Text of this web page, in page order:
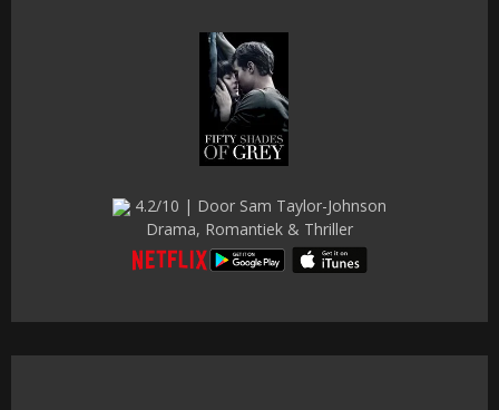
4.2/10 | Door Sam Taylor-Johnson
Drama, Romantiek & Thriller